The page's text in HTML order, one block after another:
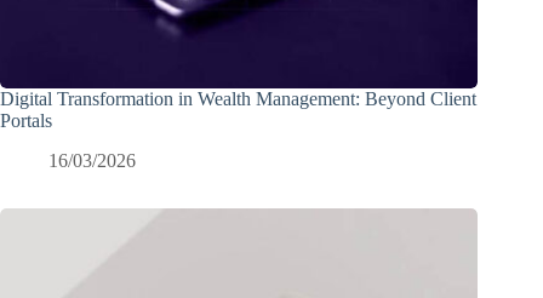
Digital Transformation in Wealth Management: Beyond Client
Portals
16/03/2026